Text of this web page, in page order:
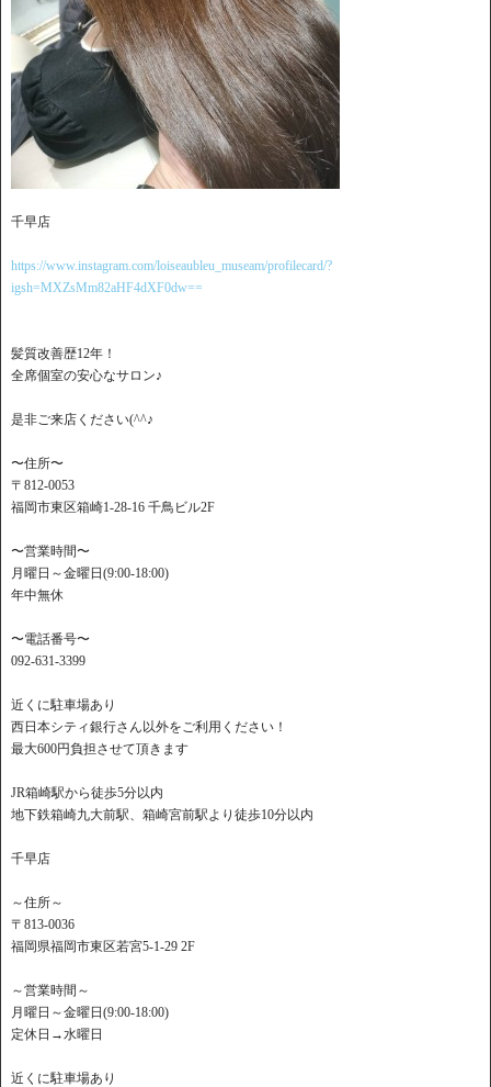
千早店
https://www.instagram.com/loiseaubleu_museam/profilecard/?
igsh=MXZsMm82aHF4dXF0dw==
髪質改善歴12年！
全席個室の安心なサロン♪
是非ご来店ください(^^♪
〜住所〜
〒812-0053
福岡市東区箱崎1-28-16 千鳥ビル2F
〜営業時間〜
月曜日～金曜日(9:00-18:00)
年中無休
〜電話番号〜
092-631-3399
近くに駐車場あり
西日本シティ銀行さん以外をご利用ください！
最大600円負担させて頂きます
JR箱崎駅から徒歩5分以内
地下鉄箱崎九大前駅、箱崎宮前駅より徒歩10分以内
千早店
～住所～
〒813-0036
福岡県福岡市東区若宮5-1-29 2F
～営業時間～
月曜日～金曜日(9:00-18:00)
定休日→水曜日
近くに駐車場あり